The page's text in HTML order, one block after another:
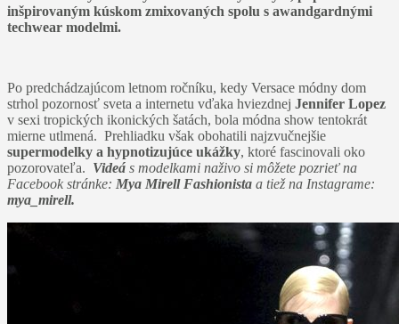
inšpirovaným kúskom zmixovaných spolu s awandgardnými
techwear modelmi.
Po predchádzajúcom letnom ročníku, kedy Versace módny dom
strhol pozornosť sveta a internetu vďaka hviezdnej Jennifer Lopez
v sexi tropických ikonických šatách, bola módna show tentokrát
mierne utlmená. Prehliadku však obohatili najzvučnejšie
supermodelky a hypnotizujúce ukážky, ktoré fascinovali oko
pozorovateľa. Videá s modelkami naživo si môžete pozrieť na
Facebook stránke: Mya Mirell Fashionista a tiež na Instagrame:
mya_mirell.